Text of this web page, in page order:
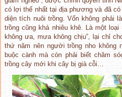
có lợi thế nhất tại địa phương và đã
diện tích nuôi trồng. Vốn không phải
trồng cũng khá nhiêu khê. Là một
không ưa, mưa không chịu”, lại chỉ
thứ năm nên người trồng nho không
buộc cành mà còn phải biết chăm
trồng cây mới khi cây bị già cỗi…